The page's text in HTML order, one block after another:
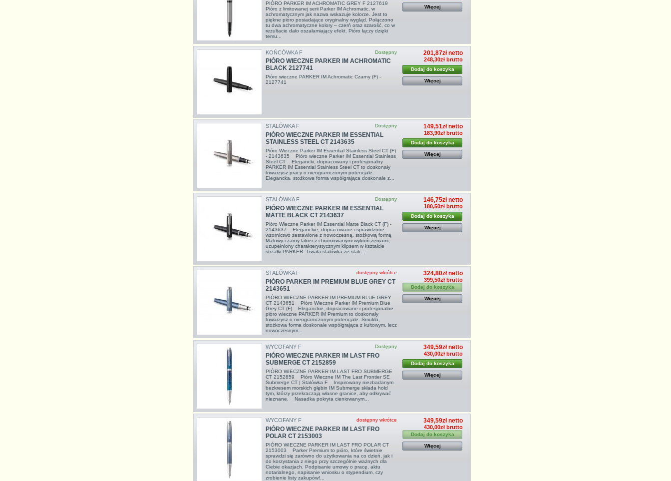
PIÓRO PARKER IM ACHROMATIC GREY F 2127619
Pióro z limitowanej serii Parker IM Achromatic, w
achromatycznym jak nazwa wskazuje kolorze. Jest to
piękne pióro posiadające oryginalny wygląd. Połączono
tu dwa achromatyczne kolory – czerń oraz szarość, co w
rezultacie dało oszałamiający efekt. Pióro łączy dzięki
temu...
Więcej
Dostępny
KOŃCÓWKA F
PIÓRO WIECZNE PARKER IM ACHROMATIC
BLACK 2127741
Pióro wieczne PARKER IM Achromatic Czarny (F) -
2127741
201,87zł netto
248,30zł brutto
Dodaj do koszyka
Więcej
Dostępny
STALÓWKA F
PIÓRO WIECZNE PARKER IM ESSENTIAL
STAINLESS STEEL CT 2143635
Pióro Wieczne Parker IM Essential Stainless Steel CT (F)
- 2143635 Pióro wieczne Parker IM Essential Stainless
Steel CT Elegancki, dopracowany i profesjonalny
PARKER IM Essential Stainless Steel CT to doskonały
towarzysz pracy o nieograniczonym potencjale.
Elegancka, stożkowa forma współgrająca doskonale z...
149,51zł netto
183,90zł brutto
Dodaj do koszyka
Więcej
Dostępny
STALÓWKA F
PIÓRO WIECZNE PARKER IM ESSENTIAL
MATTE BLACK CT 2143637
Pióro Wieczne Parker IM Essential Matte Black CT (F) -
2143637 Eleganckie, dopracowane i sprawdzone
wzornictwo zestawione z nowoczesną, stożkową formą
Matowy czarny lakier z chromowanymi wykończeniami,
uzupełniony charakterystycznym klipsem w kształcie
strzałki PARKER Trwała stalówka ze stali...
146,75zł netto
180,50zł brutto
Dodaj do koszyka
Więcej
dostępny wkrótce
STALÓWKA F
PIÓRO PARKER IM PREMIUM BLUE GREY CT
2143651
PIÓRO WIECZNE PARKER IM PREMIUM BLUE GREY
CT 2143651 Pióro Wieczne Parker IM Premium Blue
Grey CT (F) Eleganckie, dopracowane i profesjonalne
pióro wieczne PARKER IM Premium to doskonały
towarzysz o nieograniczonym potencjale. Smukła,
stożkowa forma doskonale współgrająca z kultowym, lecz
nowoczesnym...
324,80zł netto
399,50zł brutto
Dodaj do koszyka
Więcej
Dostępny
WYCOFANY F
PIÓRO WIECZNE PARKER IM LAST FRO
SUBMERGE CT 2152859
PIÓRO WIECZNE PARKER IM LAST FRO SUBMERGE
CT 2152859 Pióro Wieczne IM The Last Frontier SE
Submerge CT | Stalówka F Inspirowany niezbadanym
bezkresem morskich głębin IM Submerge składa hołd
tym, którzy przekraczają własne granice, aby odkrywać
nieznane. Nasadka pokryta cieniowanym...
349,59zł netto
430,00zł brutto
Dodaj do koszyka
Więcej
dostępny wkrótce
WYCOFANY F
PIÓRO WIECZNE PARKER IM LAST FRO
POLAR CT 2153003
PIÓRO WIECZNE PARKER IM LAST FRO POLAR CT
2153003 Parker Premium to pióro, które świetnie
sprawdzi się zarówno do użytkowania na co dzień, jak i
do korzystania z niego przy szczególnie ważnych dla
Ciebie okazjach. Podpisanie umowy o pracę, aktu
notarialnego, napisanie wniosku o stypendium, czy
zrobienie listy zakupów!...
349,59zł netto
430,00zł brutto
Dodaj do koszyka
Więcej